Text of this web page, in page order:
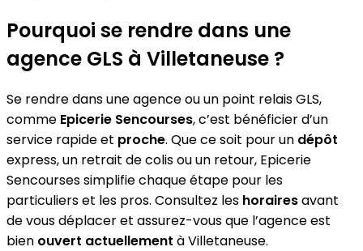
Pourquoi se rendre dans une
agence GLS à Villetaneuse ?
Se rendre dans une agence ou un point relais GLS,
comme Epicerie Sencourses, c’est bénéficier d’un
service rapide et proche. Que ce soit pour un dépôt
express, un retrait de colis ou un retour, Epicerie
Sencourses simplifie chaque étape pour les
particuliers et les pros. Consultez les horairesavant
de vous déplacer et assurez-vous que l’agence est
bien ouvert actuellement à Villetaneuse.